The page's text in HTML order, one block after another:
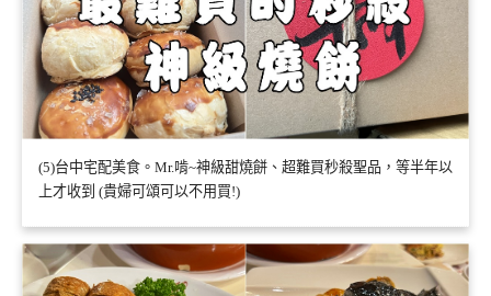
(5)台中宅配美食。Mr.啃~神級甜燒餅、超難買秒殺聖品，等半年以
上才收到 (貴婦可頌可以不用買!)